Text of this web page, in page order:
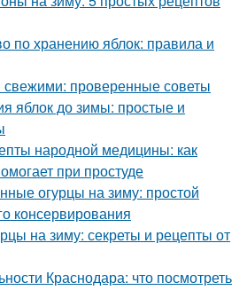
по хранению яблок: правила и
свежими: проверенные советы
яблок до зимы: простые и
народной медицины: как
при простуде
огурцы на зиму: простой
консервирования
на зиму: секреты и рецепты от
Краснодара: что посмотреть